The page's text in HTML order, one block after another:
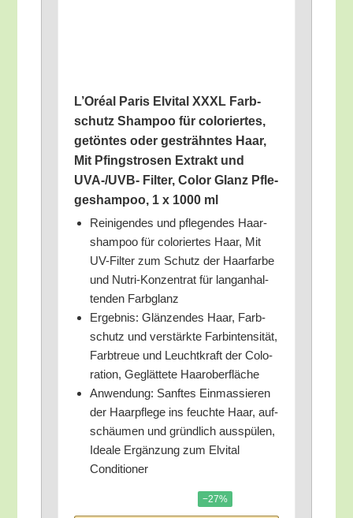
L’O­ré­al Paris Elvi­tal XXXL Farb­
schutz Sham­poo für colo­rier­tes,
getön­tes oder gesträhn­tes Haar,
Mit Pfingst­ro­sen Extrakt und
UVA-/UVB- Fil­ter, Color Glanz Pfle­
ge­sham­poo, 1 x 1000 ml
Rei­ni­gen­des und pfle­gen­des Haar­
sham­poo für colo­rier­tes Haar, Mit
UV-Fil­ter zum Schutz der Haar­far­be
und Nut­ri-Kon­zen­trat für lang­an­hal­
ten­den Farbglanz
Ergeb­nis: Glän­zen­des Haar, Farb­
schutz und ver­stärk­te Farb­in­ten­si­tät,
Farb­treue und Leucht­kraft der Colo­
ra­ti­on, Geglät­te­te Haaroberfläche
Anwen­dung: Sanf­tes Ein­mas­sie­ren
der Haar­pfle­ge ins feuch­te Haar, auf­
schäu­men und gründ­lich aus­spü­len,
Idea­le Ergän­zung zum Elvi­tal
Conditioner
−27%